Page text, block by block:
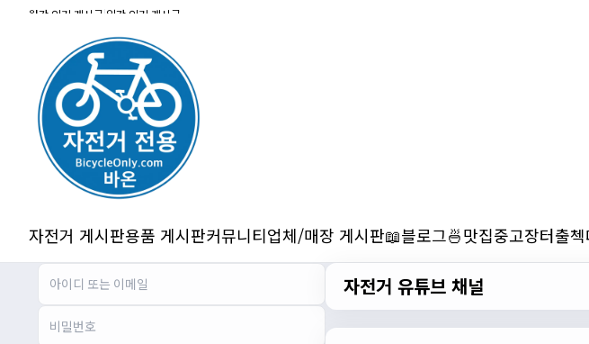
월간 인기 게시글|일간 인기 게시글
자전거 게시판용품 게시판커뮤니티업체/매장 게시판📖블로그🍜맛집중고장터출첵
잔차나라 화이팅!!
감사합니다 파이팅!!!!
2/14/2025
서준22:03:11
저 첫 로드로 힉스 바버비 살려하는데 괜찮
나요?
2/16/2025
자출조아15:14:23
시즌온 하신 분들 모두 안라하세요~~
서준 20:17:55
시즌온이랑 안라가 몬가요?
진우 01:50:08
시즌온은 시즌이 시작됬다는거고 안라는
안전한 라이딩으로 알고있습니다
자전거 유튜브 채널